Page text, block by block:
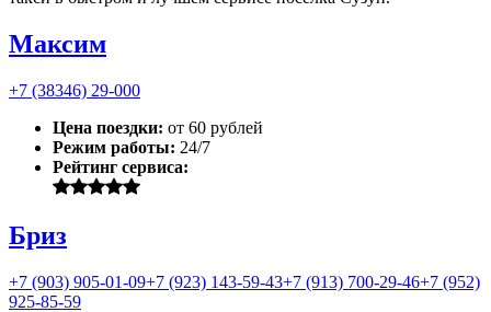
Максим
+7 (38346) 29-000
Цена поездки: от 60 рублей
Режим работы: 24/7
Рейтинг сервиса:
Бриз
+7 (903) 905-01-09+7 (923) 143-59-43+7 (913) 700-29-46+7 (952)
925-85-59